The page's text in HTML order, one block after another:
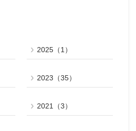
2025（1）
2023（35）
2021（3）